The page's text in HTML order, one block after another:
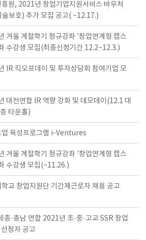
흥원, 2021년 창업기업지원서비스 바우처
보호) 추가 모집 공고( ~12.17.)
겨울 계절학기 정규강좌 '창업연계형 캡스
수강생 모집(최종신청기간 12.2~12.3.)
IR 킥오프데이 및 투자상담회 참여기업 모
대전연합 IR 역량 강화 및 데모데이(12.1 대
타운홀)
업 육성프로그램 i-Ventures
겨울 계절학기 정규강좌 '창업연계형 캡스
수강생 모집(~11.26.)
교 창업지원단 기간제근로자 채용 공고
종·충남 연합 2021년 초·중·고교 SSR 창업
정자 공고